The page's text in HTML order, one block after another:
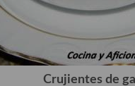
Crujientes de